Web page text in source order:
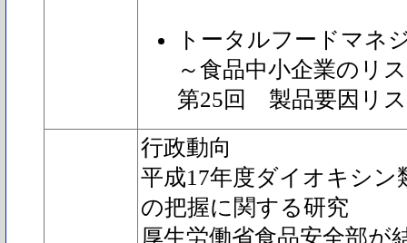
トータルフードマネ
～食品中小企業のリ
第25回 製品要因
行政動向
平成17年度ダイオキシン
の把握に関する研究
厚生労働省食品安全部が